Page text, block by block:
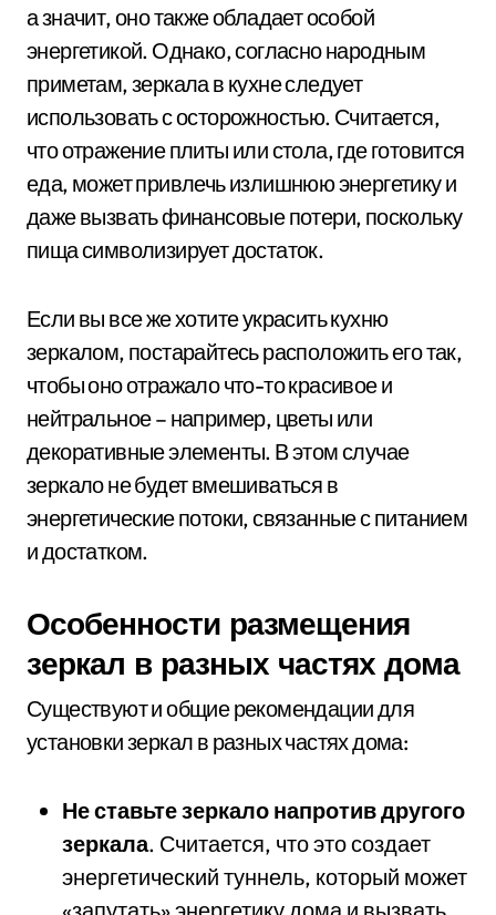
а значит, оно также обладает особой
энергетикой. Однако, согласно народным
приметам, зеркала в кухне следует
использовать с осторожностью. Считается,
что отражение плиты или стола, где готовится
еда, может привлечь излишнюю энергетику и
даже вызвать финансовые потери, поскольку
пища символизирует достаток.
Если вы все же хотите украсить кухню
зеркалом, постарайтесь расположить его так,
чтобы оно отражало что-то красивое и
нейтральное – например, цветы или
декоративные элементы. В этом случае
зеркало не будет вмешиваться в
энергетические потоки, связанные с питанием
и достатком.
Особенности размещения
зеркал в разных частях дома
Существуют и общие рекомендации для
установки зеркал в разных частях дома:
Не ставьте зеркало напротив другого
зеркала. Считается, что это создает
энергетический туннель, который может